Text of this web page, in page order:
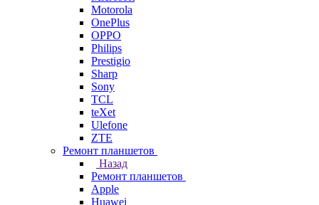
Motorola
OnePlus
OPPO
Philips
Prestigio
Sharp
Sony
TCL
teXet
Ulefone
ZTE
Ремонт планшетов
Назад
Ремонт планшетов
Apple
Huawei